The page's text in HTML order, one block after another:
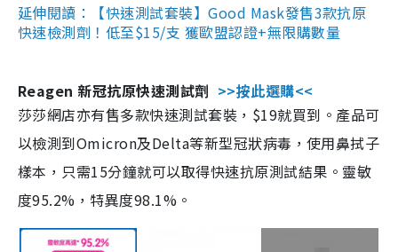
延伸閱讀：【快速測試套裝】Good Mask發售3款抗原
快速檢測劑！低至$15/支 獲歐盟認證+無限購數量
Reagen 新冠抗原快速測試劑 >>按此選購<<
莎莎網店亦有售多款快速測試套裝，$19就買到。產品可
以檢測到Omicron及Delta等新型冠狀病毒，使用鼻拭子
樣本，只需15分鐘就可以取得快速抗原測試結果。靈敏
度95.2%，特異度98.1%。